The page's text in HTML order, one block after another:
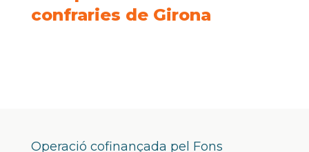
confraries de Girona
Operació cofinançada pel Fons